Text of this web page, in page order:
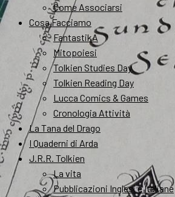
Come Associarsi
Cosa Facciamo
FantastikA
Mitopoiesi
Tolkien Studies Day
Tolkien Reading Day
Lucca Comics & Games
Cronologia Attività
La Tana del Drago
I Quaderni di Arda
J.R.R. Tolkien
La vita
Pubblicazioni Inglesi e Italiane